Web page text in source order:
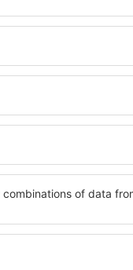
O varietate de
elementele cheie ale
bune hoteluri din
pentru servicii și o
cazare cu standarde
apropiere de
parcarea gratuită și
să corespundă
standarde ȋnalte să
precum spa și
cazare în Lechaio
persoane aflate în
companii care